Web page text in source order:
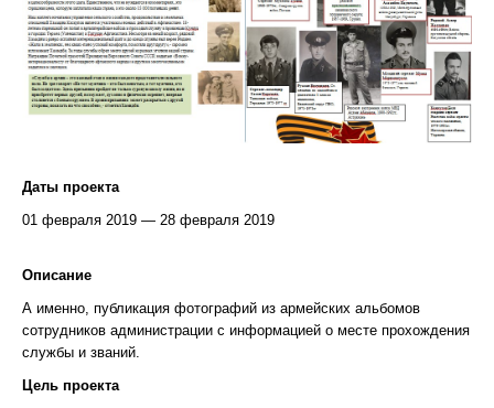
Даты проекта
01 февраля 2019 — 28 февраля 2019
Описание
А именно, публикация фотографий из армейских альбомов
сотрудников администрации с информацией о месте прохождения
службы и званий.
Цель проекта